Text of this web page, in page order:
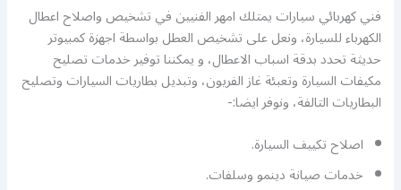
فني كهربائي سيارات يمتلك امهر الفنيين في تشخيص واصلاح اعطال
الكهرباء للسيارة، ونعل على تشخيص العطل بواسطة اجهزة كمبيوتر
حديثة تحدد بدقة اسباب الاعطال، و يمكننا توفير خدمات تصليح
مكيفات السيارة وتعبئة غاز الفريون، وتبديل بطاريات السيارات وتصليح
البطاريات التالفة، ونوفر ايضا:-
اصلاح تكييف السيارة.
خدمات صيانة دينمو وسلفات.